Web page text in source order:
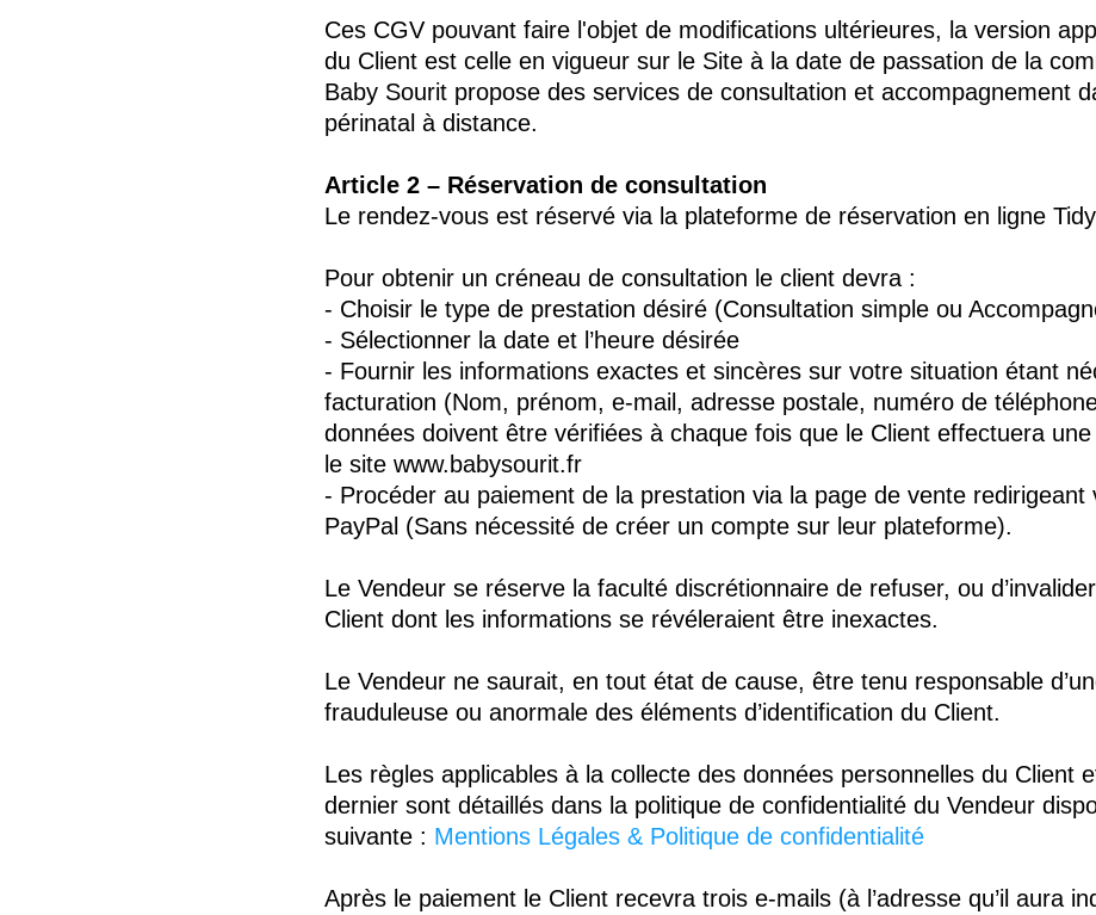
Ces CGV pouvant faire l'objet de modifications ultérieures, la version
du Client est celle en vigueur sur le Site à la date de passation de la
Baby Sourit propose des services de consultation et accompagnement
périnatal à distance.
Article 2 – Réservation de consultation
Le rendez-vous est réservé via la plateforme de réservation en ligne
Pour obtenir un créneau de consultation le client devra :
- Choisir le type de prestation désiré (Consultation simple ou
- Sélectionner la date et l’heure désirée
- Fournir les informations exactes et sincères sur votre situation étant
facturation (Nom, prénom, e-mail, adresse postale, numéro de
données doivent être vérifiées à chaque fois que le Client effectuera
le site www.babysourit.fr
- Procéder au paiement de la prestation via la page de vente redirigeant
PayPal (Sans nécessité de créer un compte sur leur plateforme).
Le Vendeur se réserve la faculté discrétionnaire de refuser, ou d’invalider
Client dont les informations se révéleraient être inexactes.
Le Vendeur ne saurait, en tout état de cause, être tenu responsable
frauduleuse ou anormale des éléments d’identification du Client.
Les règles applicables à la collecte des données personnelles du Client
dernier sont détaillés dans la politique de confidentialité du Vendeur
suivante : Mentions Légales & Politique de confidentialité
Après le paiement le Client recevra trois e-mails (à l’adresse qu’il aura